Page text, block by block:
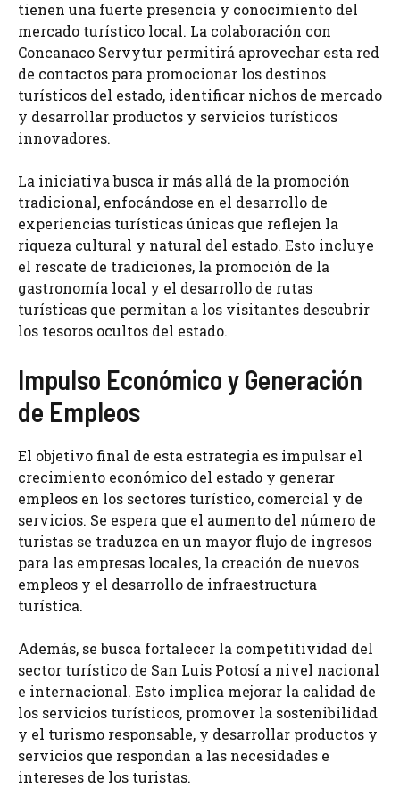
tienen una fuerte presencia y conocimiento del
mercado turístico local. La colaboración con
Concanaco Servytur permitirá aprovechar esta red
de contactos para promocionar los destinos
turísticos del estado, identificar nichos de mercado
y desarrollar productos y servicios turísticos
innovadores.
La iniciativa busca ir más allá de la promoción
tradicional, enfocándose en el desarrollo de
experiencias turísticas únicas que reflejen la
riqueza cultural y natural del estado. Esto incluye
el rescate de tradiciones, la promoción de la
gastronomía local y el desarrollo de rutas
turísticas que permitan a los visitantes descubrir
los tesoros ocultos del estado.
Impulso Económico y Generación
de Empleos
El objetivo final de esta estrategia es impulsar el
crecimiento económico del estado y generar
empleos en los sectores turístico, comercial y de
servicios. Se espera que el aumento del número de
turistas se traduzca en un mayor flujo de ingresos
para las empresas locales, la creación de nuevos
empleos y el desarrollo de infraestructura
turística.
Además, se busca fortalecer la competitividad del
sector turístico de San Luis Potosí a nivel nacional
e internacional. Esto implica mejorar la calidad de
los servicios turísticos, promover la sostenibilidad
y el turismo responsable, y desarrollar productos y
servicios que respondan a las necesidades e
intereses de los turistas.